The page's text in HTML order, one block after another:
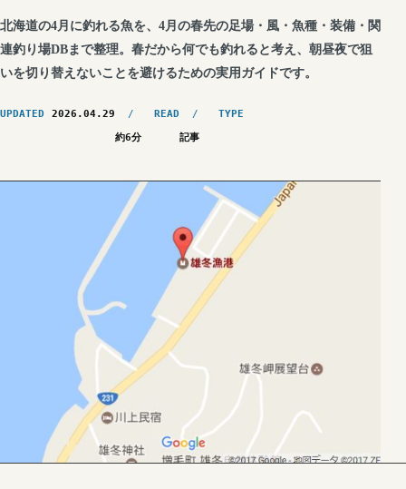
北海道の4月に釣れる魚を、4月の春先の足場・風・魚種・装備・関
連釣り場DBまで整理。春だから何でも釣れると考え、朝昼夜で狙
いを切り替えないことを避けるための実用ガイドです。
UPDATED 2026.04.29
READ
約6分
TYPE
記事